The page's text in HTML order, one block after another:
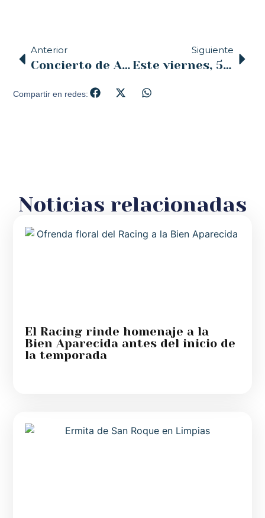
Anterior
Concierto de A Capella en la parroquia de los Jesuítas de Santander. 2017-2018
Siguiente
Este viernes, 5 de enero de 2018, el Proyecto ADORAR realizará un acto de evangelización extraordinario en el centro de la ciudad
Compartir en redes:
Noticias relacionadas
El Racing rinde homenaje a la
Bien Aparecida antes del inicio de
la temporada